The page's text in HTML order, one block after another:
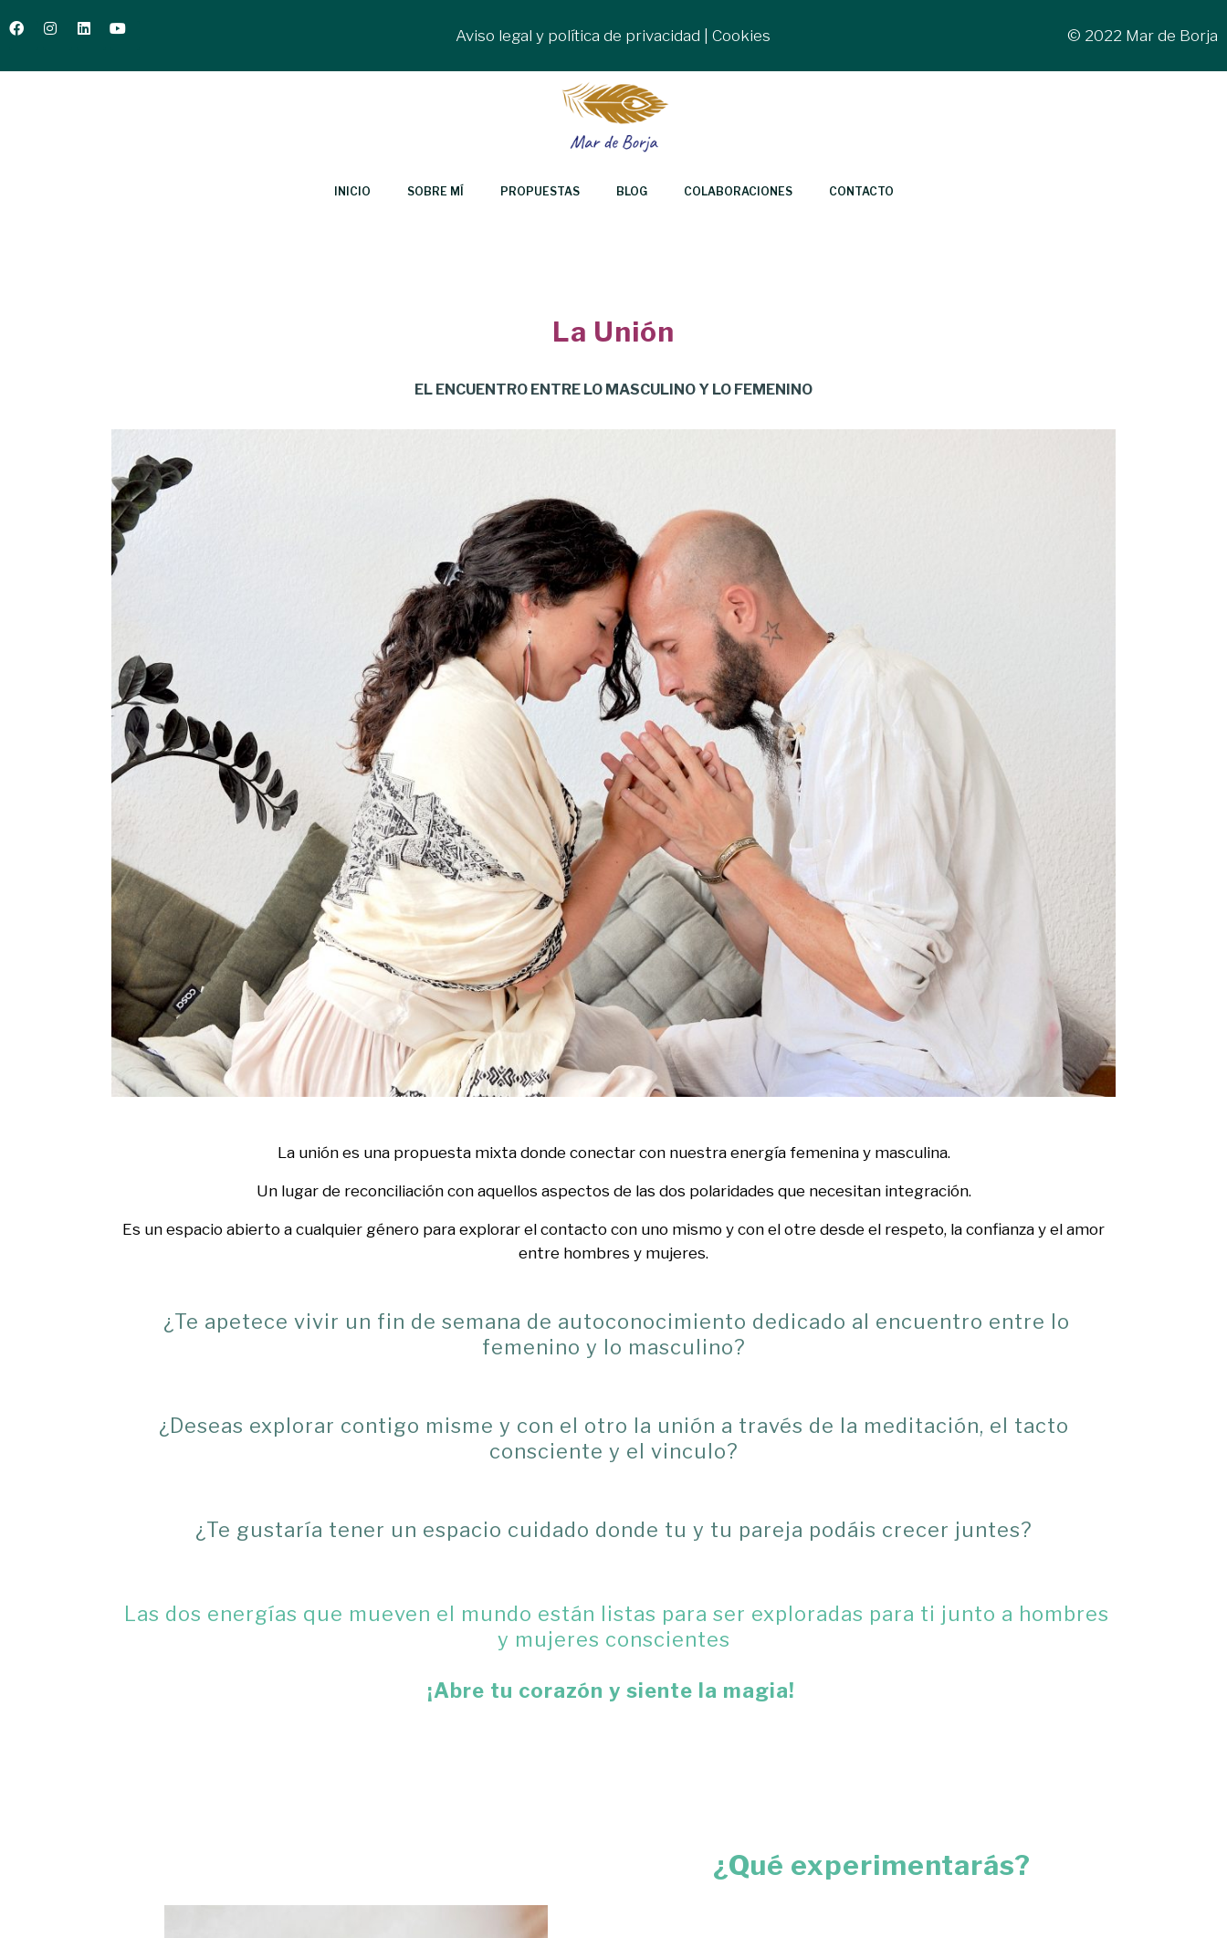
Aviso legal y política de privacidad |Cookies © 2022 Mar de Borja
INICIO SOBRE MÍ PROPUESTAS BLOG COLABORACIONES CONTACTO
La Unión
EL ENCUENTRO ENTRE LO MASCULINO Y LO FEMENINO
La unión es una propuesta mixta donde conectar con nuestra energía femenina y masculina.
Un lugar de reconciliación con aquellos aspectos de las dos polaridades que necesitan integración.
Es un espacio abierto a cualquier género para explorar el contacto con uno mismo y con el otre desde el respeto, la confianza y el amor
entre hombres y mujeres.
¿Te apetece vivir un fin de semana de autoconocimiento dedicado al encuentro entre lo
femenino y lo masculino?
¿Deseas explorar contigo misme y con el otro la unión a través de la meditación, el tacto
consciente y el vinculo?
¿Te gustaría tener un espacio cuidado donde tu y tu pareja podáis crecer juntes?
Las dos energías que mueven el mundo están listas para ser exploradas para ti junto a hombres
y mujeres conscientes
¡Abre tu corazón y siente la magia!
¿Qué experimentarás?